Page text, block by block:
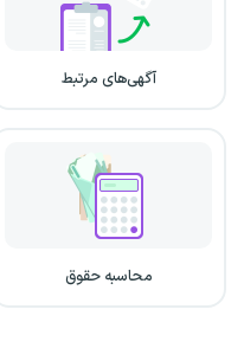
آگهی‌های مرتبط
محاسبه حقوق